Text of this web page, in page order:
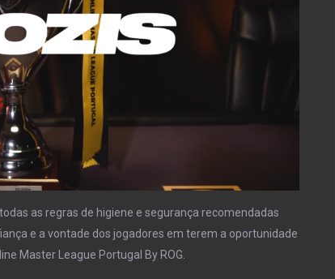
as regras de higiene e segurança recomendadas
e a vontade dos jogadores em terem a oportunidade
Master League Portugal By ROG.